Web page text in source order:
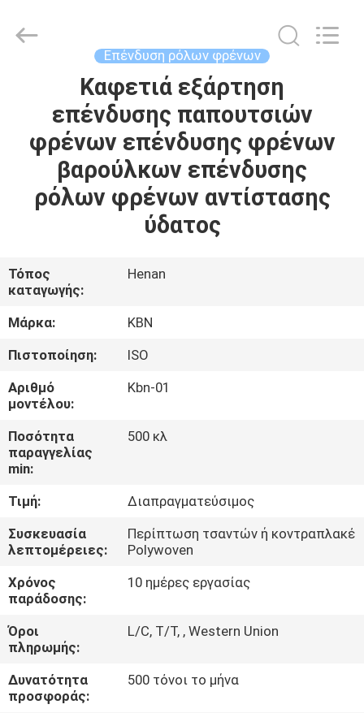
ΠΡΟΪΌΝΤΑ
ΠΕΡΊΠΟΥ
ΕΜΕΊΣ
ΓΎΡΟΣ
ΕΡΓΟΣΤΑΣΊΩΝ
ΠΟΙΟΤΙΚΌΣ
ΈΛΕΓΧΟΣ
ΜΑΣ
ΕΛΆΤΕ
ΕΠΑΦΉ
ΜΕ
ΖΗΤΉΣΤΕ
ΑΠΌΣΠΑΣΜΑ
SITEMAP
Επένδυση ρόλων φρένων
Καφετιά εξάρτηση
επένδυσης παπουτσιών
φρένων επένδυσης φρένων
βαρούλκων επένδυσης
ρόλων φρένων αντίστασης
ύδατος
Τόπος
καταγωγής:
Henan
Μάρκα:
KBN
Πιστοποίηση:
ISO
Αριθμό
μοντέλου:
Kbn-01
Ποσότητα
παραγγελίας
min:
500 κλ
Τιμή:
Διαπραγματεύσιμος
Συσκευασία
λεπτομέρειες:
Περίπτωση τσαντών ή κοντραπλακέ
Polywoven
Χρόνος
παράδοσης:
10 ημέρες εργασίας
Όροι
πληρωμής:
L/C, T/T, , Western Union
Δυνατότητα
προσφοράς:
500 τόνοι το μήνα